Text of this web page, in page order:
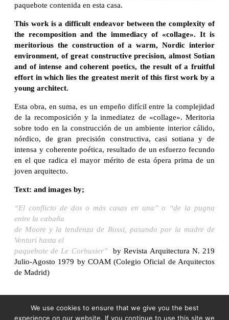
paquebote contenida en esta casa.
This work is a difficult endeavor between the complexity of
the recomposition and the immediacy of «collage». It is
meritorious the construction of a warm, Nordic interior
environment, of great constructive precision, almost Sotian
and of intense and coherent poetics, the result of a fruitful
effort in which lies the greatest merit of this first work by a
young architect.
Esta obra, en suma, es un empeño difícil entre la complejidad
de la recomposición y la inmediatez de «collage». Meritoria
sobre todo en la construcción de un ambiente interior cálido,
nórdico, de gran precisión constructiva, casi sotiana y de
intensa y coherente poética, resultado de un esfuerzo fecundo
en el que radica el mayor mérito de esta ópera prima de un
joven arquitecto.
Text: and images by;
“El conflicto de dos o más casas en una” o “de la pugna
entre la cabaña
de Moore y la tendenza de Rossi, pasando por la madre de
Venturi hasta el
paquebote de Le Corbusier”
by Revista Arquitectura N. 219
Julio-Agosto 1979 by COAM (Colegio Oficial de Arquitectos
de Madrid)
We use cookies to ensure that we give you the best
experience on our website. If you continue to use this site we